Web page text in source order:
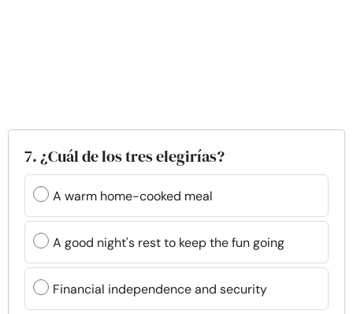
7. ¿Cuál de los tres elegirías?
A warm home-cooked meal
A good night's rest to keep the fun going
Financial independence and security